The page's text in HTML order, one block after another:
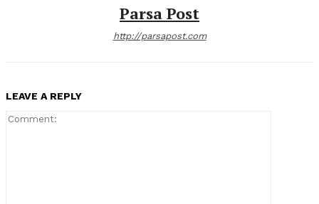
Parsa Post
http://parsapost.com
LEAVE A REPLY